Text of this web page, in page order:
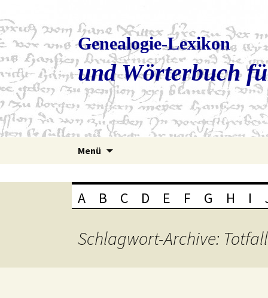
Genealogie-Lexikon
und Wörterbuch
Menü
A B C D E F G H I
Schlagwort-Archive: